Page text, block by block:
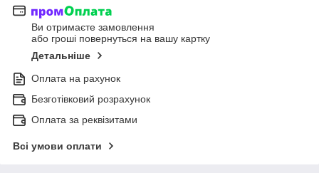
Ви отримаєте замовлення
або гроші повернуться на вашу картку
Детальніше
Оплата на рахунок
Безготівковий розрахунок
Оплата за реквізитами
Всі умови оплати